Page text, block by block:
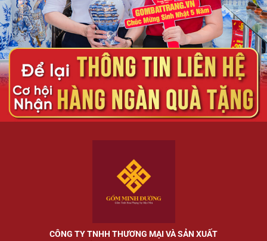
CÔNG TY TNHH THƯƠNG MẠI VÀ SẢN XUẤT